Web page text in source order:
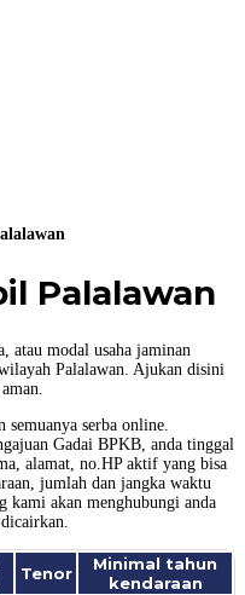
Palalawan
atau modal usaha jaminan
Palalawan. Ajukan disini
semuanya serba online.
Gadai BPKB, anda tinggal
alamat, no.HP aktif yang bisa
jumlah dan jangka waktu
kami akan menghubungi anda
Tenor
Minimal tahun
kendaraan